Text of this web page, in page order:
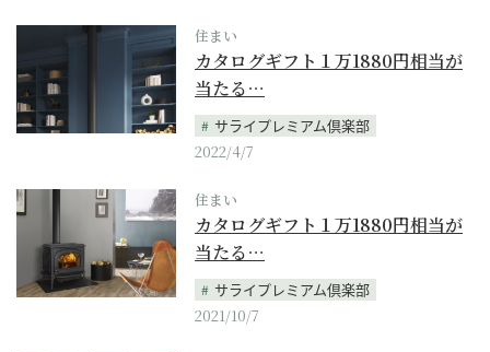
住まい
カタログギフト１万1880円相当が
当たる…
サライプレミアム倶楽部
2022/4/7
住まい
カタログギフト１万1880円相当が
当たる…
サライプレミアム倶楽部
2021/10/7